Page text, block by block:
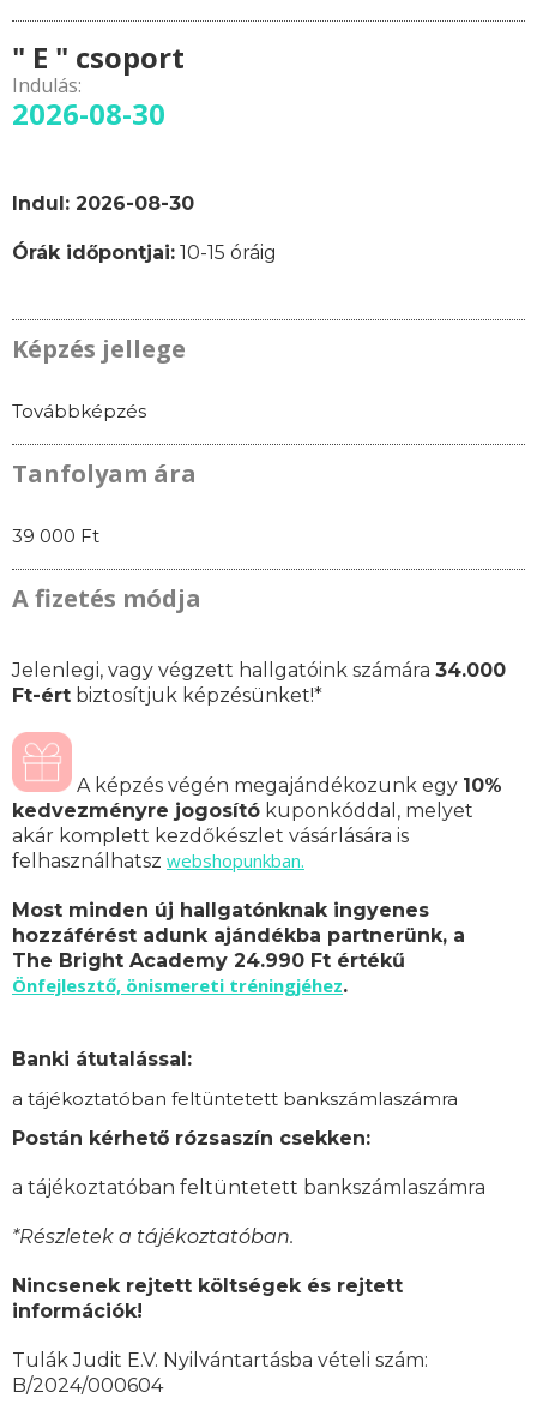
" E " csoport
Indulás:
2026-08-30
Indul: 2026-08-30
Órák időpontjai: 10-15 óráig
Képzés jellege
Továbbképzés
Tanfolyam ára
39 000 Ft
A fizetés módja
Jelenlegi, vagy végzett hallgatóink számára 34.000
Ft-ért biztosítjuk képzésünket!*
A képzés végén megajándékozunk egy 10%
kedvezményre jogosító kuponkóddal, melyet
akár komplett kezdőkészlet vásárlására is
felhasználhatsz webshopunkban.
Most minden új hallgatónknak ingyenes
hozzáférést adunk ajándékba partnerünk, a
The Bright Academy 24.990 Ft értékű
Önfejlesztő, önismereti tréningjéhez.
Banki átutalással:
a tájékoztatóban feltüntetett bankszámlaszámra
Postán kérhető rózsaszín csekken:
a tájékoztatóban feltüntetett bankszámlaszámra
*Részletek a tájékoztatóban.
Nincsenek rejtett költségek és rejtett
információk!
Tulák Judit E.V. Nyilvántartásba vételi szám:
B/2024/000604